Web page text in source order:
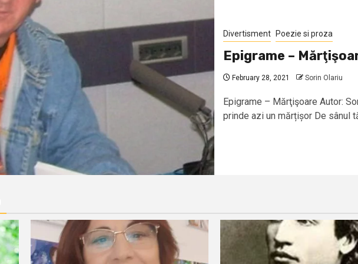
Divertisment Poezie si proza
Epigrame –
February 28, 2021 Sorin Olariu
Epigrame – Mărţişoare Autor:
prinde azi un mărțișor De sânul